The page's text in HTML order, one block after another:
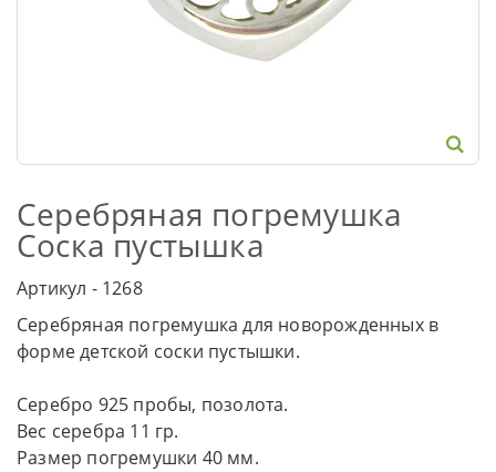
Серебряная погремушка
Соска пустышка
Артикул - 1268
Серебряная погремушка для новорожденных в
форме детской соски пустышки.
Серебро 925 пробы, позолота.
Вес серебра 11 гр.
Размер погремушки 40 мм.